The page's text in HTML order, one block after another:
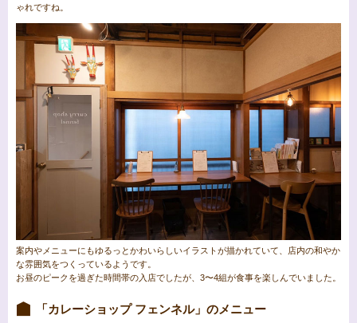
ゃれですね。
案内やメニューにもゆるっとかわいらしいイラストが描かれていて、店内の和やか
な雰囲気をつくっているようです。
お昼のピークを過ぎた時間帯の入店でしたが、3〜4組が食事を楽しんでいました。
「カレーショップ フェンネル」のメニュー